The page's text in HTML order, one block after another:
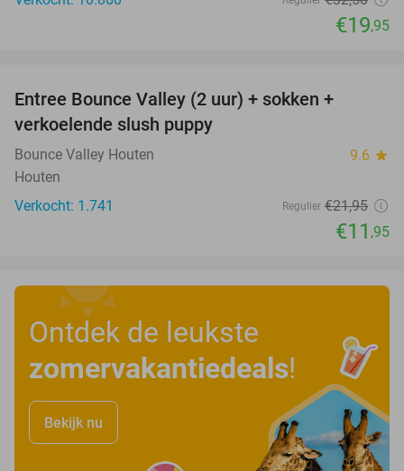
€19,95
Entree Bounce Valley (2 uur) + sokken +
verkoelende slush puppy
Bounce Valley Houten 9.6 star
Houten
Verkocht: 1.741
Regulier €21,95
€11 ,95
Ontdek de leukste
zomervakantiedeals!
Bekijk nu